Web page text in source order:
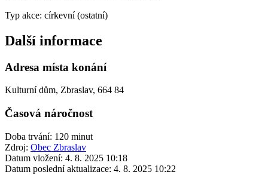
Typ akce: církevní (ostatní)
Další informace
Adresa místa konání
Kulturní dům, Zbraslav, 664 84
Časová náročnost
Doba trvání: 120 minut
Zdroj: Obec Zbraslav
Datum vložení: 4. 8. 2025 10:18
Datum poslední aktualizace: 4. 8. 2025 10:22